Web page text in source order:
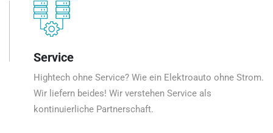
Service
Hightech ohne Service? Wie ein Elektroauto ohne Strom.
Wir liefern beides! Wir verstehen Service als
kontinuierliche Partnerschaft.